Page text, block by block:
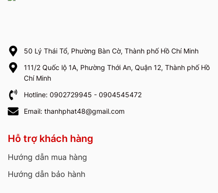
50 Lý Thái Tổ, Phường Bàn Cờ, Thành phố Hồ Chí Minh
111/2 Quốc lộ 1A, Phường Thới An, Quận 12, Thành phố Hồ
Chí Minh
Hotline: 0902729945 - 0904545472
Email: thanhphat48@gmail.com
Hỗ trợ khách hàng
Hướng dẫn mua hàng
Hướng dẫn bảo hành